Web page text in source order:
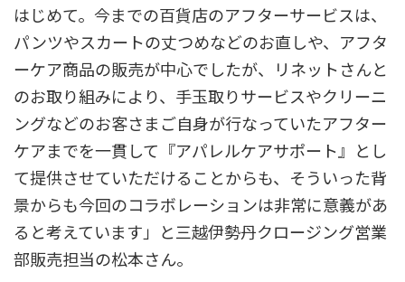
はじめて。今までの百貨店のアフターサービスは、
パンツやスカートの丈つめなどのお直しや、アフタ
ーケア商品の販売が中心でしたが、リネットさんと
のお取り組みにより、手玉取りサービスやクリーニ
ングなどのお客さまご自身が行なっていたアフター
ケアまでを一貫して『アパレルケアサポート』とし
て提供させていただけることからも、そういった背
景からも今回のコラボレーションは非常に意義があ
ると考えています」と三越伊勢丹クロージング営業
部販売担当の松本さん。